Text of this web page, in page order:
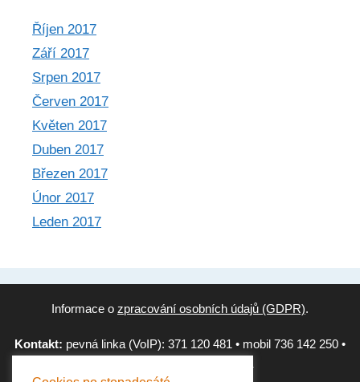
Říjen 2017
Září 2017
Srpen 2017
Červen 2017
Květen 2017
Duben 2017
Březen 2017
Únor 2017
Leden 2017
Informace o zpracování osobních údajů (GDPR).
Kontakt: pevná linka (VoIP): 371 120 481 • mobil 736 142 250 •